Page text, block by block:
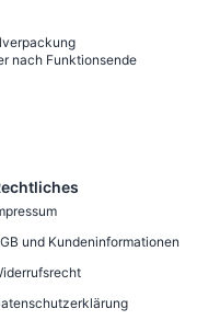
nach Funktionsende
und Kundeninformationen